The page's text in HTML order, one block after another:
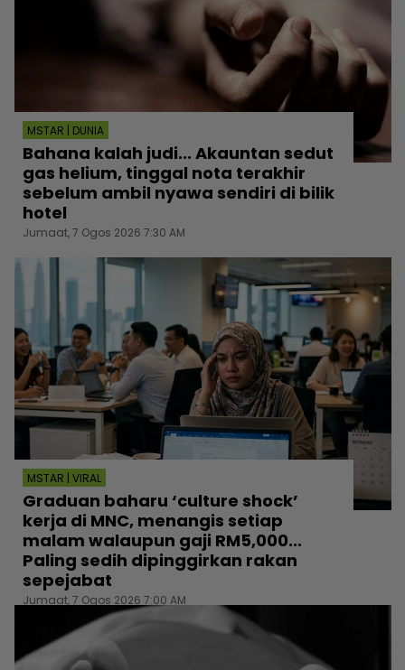
MSTAR | DUNIA
Bahana kalah judi... Akauntan sedut
gas helium, tinggal nota terakhir
sebelum ambil nyawa sendiri di bilik
hotel
Jumaat, 7 Ogos 2026 7:30 AM
MSTAR | VIRAL
Graduan baharu ‘culture shock’
kerja di MNC, menangis setiap
malam walaupun gaji RM5,000...
Paling sedih dipinggirkan rakan
sepejabat
Jumaat, 7 Ogos 2026 7:00 AM